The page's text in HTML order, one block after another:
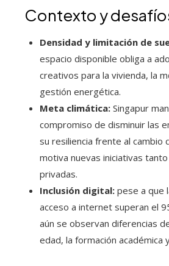
Contexto y
Densidad y limitación de
espacio disponible obliga a
creativos para la vivienda, la
gestión energética.
Meta climática: Singapur
compromiso de disminuir las
su resiliencia frente al cambio
motiva nuevas iniciativas
privadas.
Inclusión digital: pese a que
acceso a internet superan el
aún se observan diferencias
edad, la formación académica